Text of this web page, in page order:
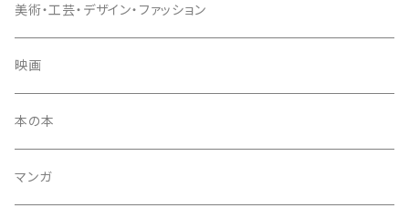
美術・工芸・デザイン・ファッション
映画
本の本
マンガ